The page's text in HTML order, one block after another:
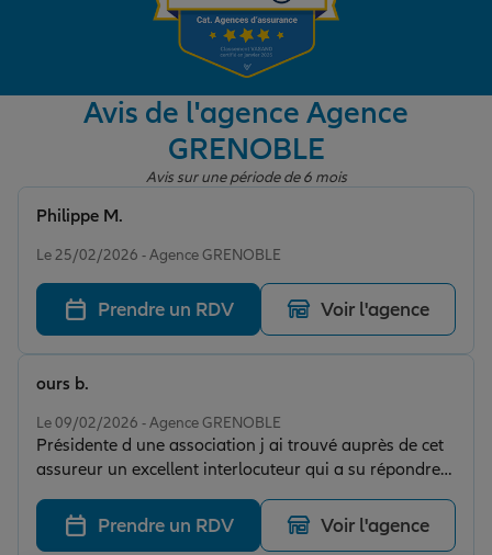
Garantie des accidents de la vie
Assurance scolaire
Protection juridique
Retraite
Tous nos devis d'assurance
Avis de l'agence Agence
GRENOBLE
Avis sur une période de 6 mois
Le 25/02/2026 - Agence GRENOBLE
Philippe M.
Prendre un RDV Voir l'agence
Le 09/02/2026 - Agence GRENOBLE
Présidente d une association j ai trouvé auprès de cet
assureur un excellent interlocuteur qui a su répondre
parfaitement à mes besoins d assurance. J apprécie en
outre sa grande disponibilité et son écoute. Présidente
de l OBAP de Carqueiranne
ours b.
Prendre un RDV Voir l'agence